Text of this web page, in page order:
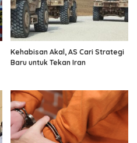
Kehabisan Akal, AS Cari Strategi
Baru untuk Tekan Iran